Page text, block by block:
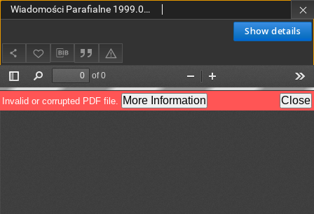
Show details
Wiadomości Parafialne 1999.09 Nr8(53)